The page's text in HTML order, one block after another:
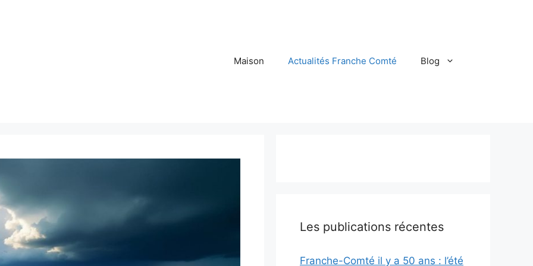
Maison Actualités Franche Comté Blog
Les publications récentes
Franche-Comté il y a 50 ans : l’été